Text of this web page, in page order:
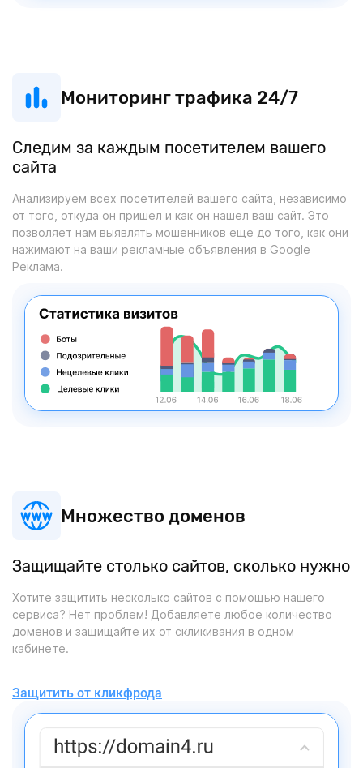
Мониторинг трафика 24/7
Следим за каждым посетителем вашего
сайта
Анализируем всех посетителей вашего сайта, независимо
от того, откуда он пришел и как он нашел ваш сайт. Это
позволяет нам выявлять мошенников еще до того, как они
нажимают на ваши рекламные объявления в Google
Реклама.
Множество доменов
Защищайте столько сайтов, сколько нужно
Хотите защитить несколько сайтов с помощью нашего
сервиса? Нет проблем! Добавляете любое количество
доменов и защищайте их от скликивания в одном
кабинете.
Защитить от кликфрода